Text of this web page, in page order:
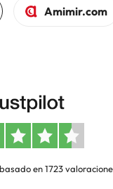
Amimir.com
en 1723